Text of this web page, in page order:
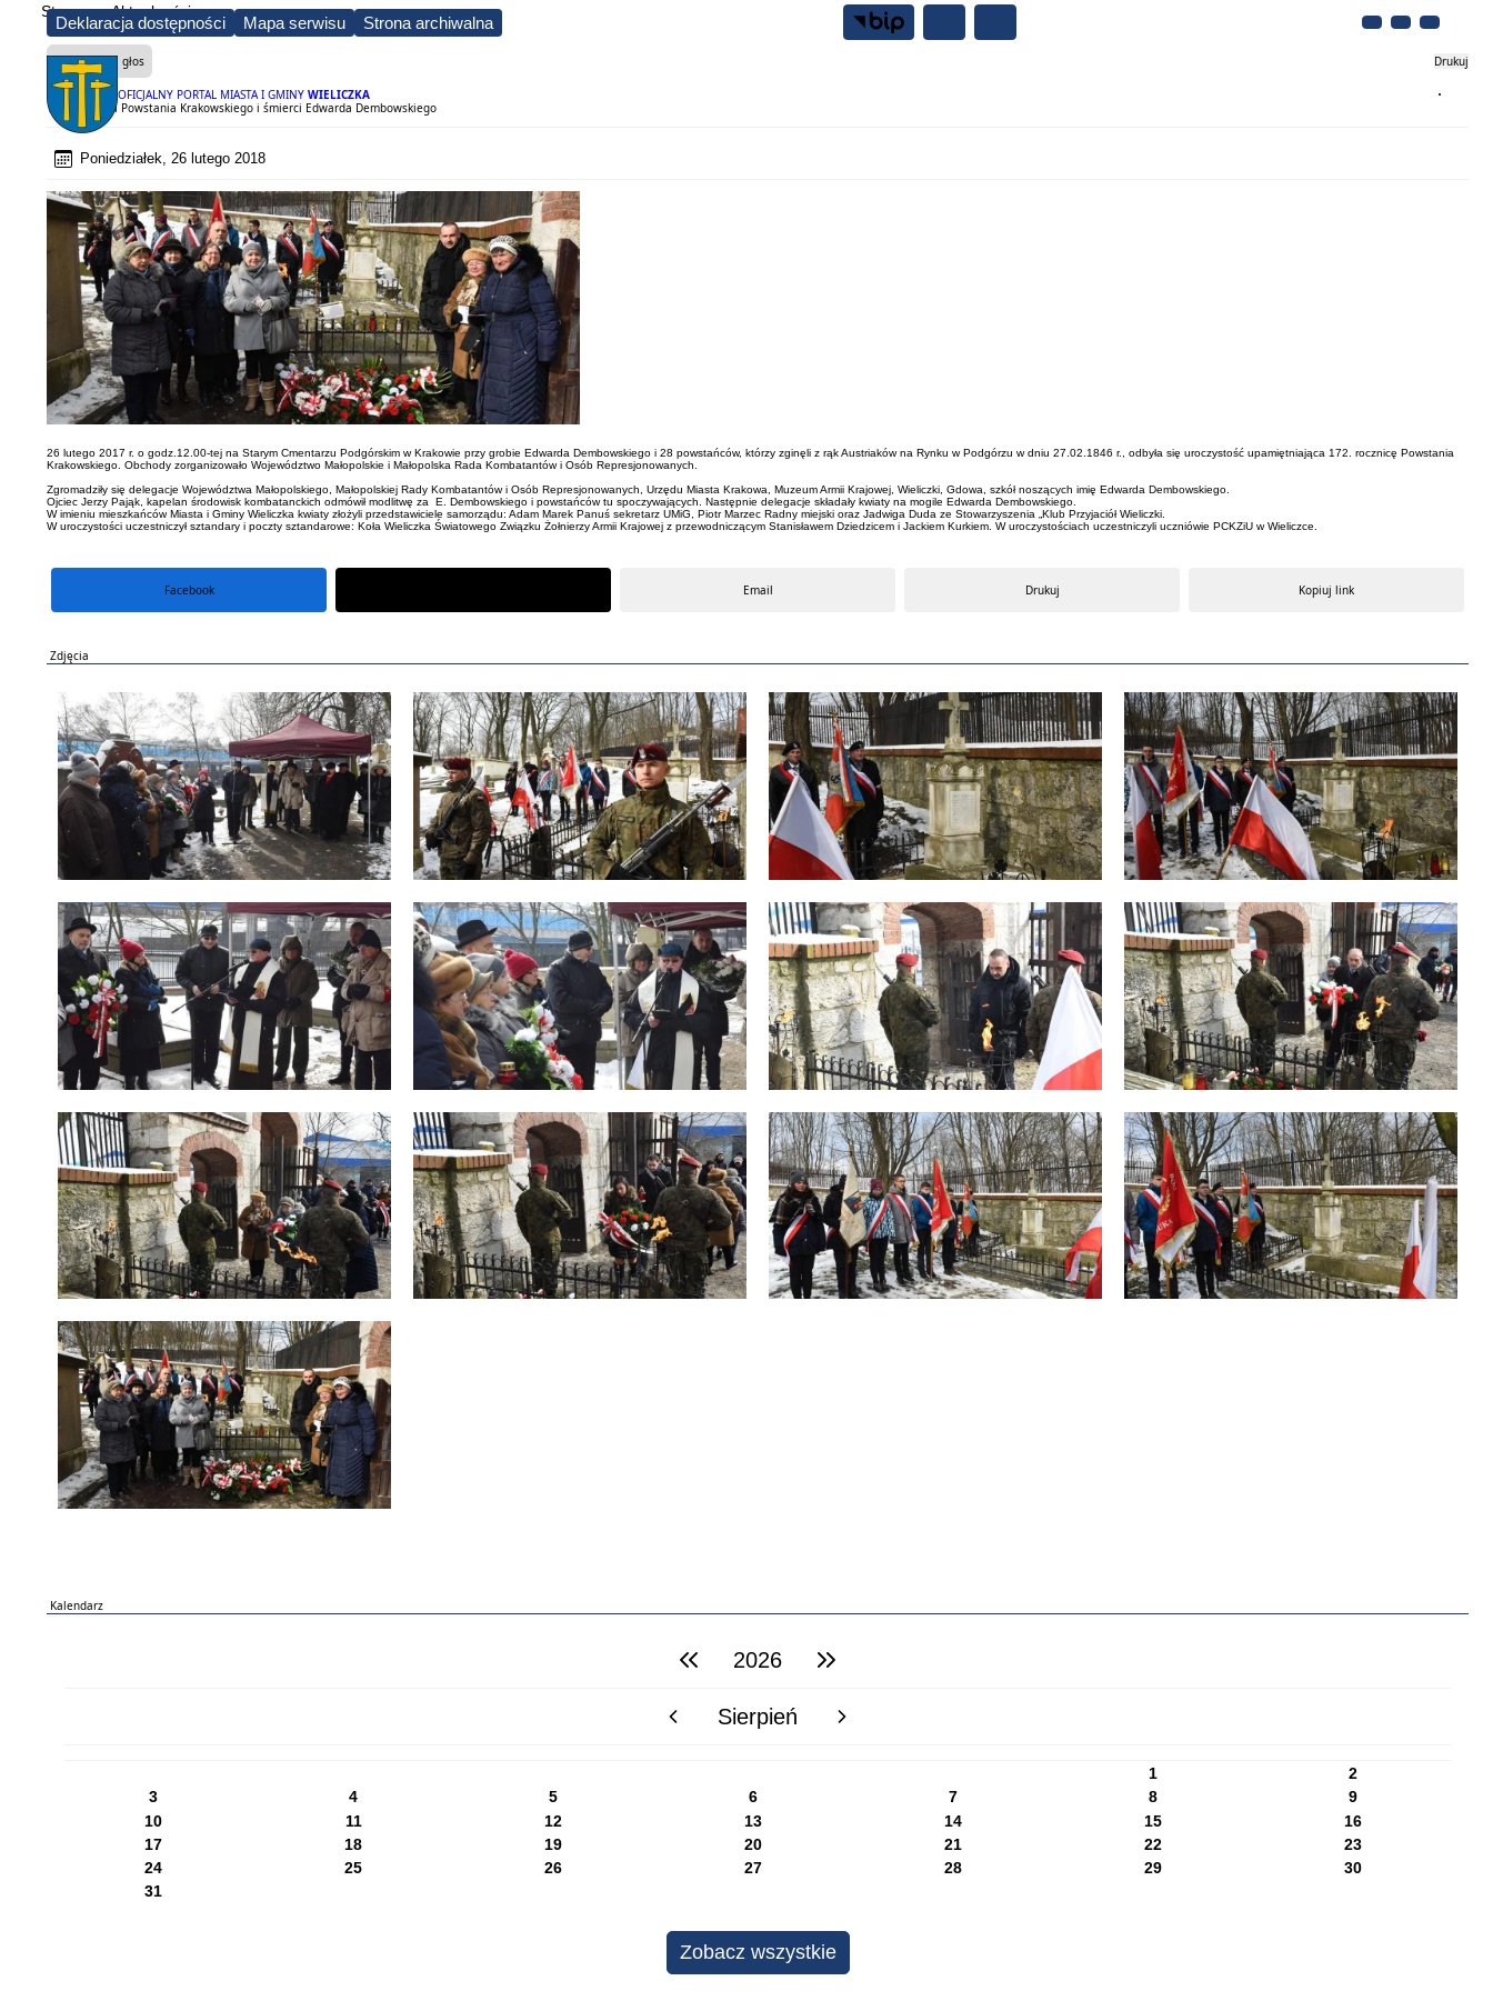
Deklaracja dostępności Mapa serwisu Strona archiwalna
OFICJALNY PORTAL MIASTA I GMINY WIELICZKA
Strona Aktualności
Czytaj na głos Drukuj
172. rocznica Powstania Krakowskiego i śmierci Edwarda Dembowskiego
Poniedziałek, 26 lutego 2018
26 lutego 2017 r. o godz.12.00-tej na Starym Cmentarzu Podgórskim w Krakowie przy grobie Edwarda Dembowskiego i 28 powstańców, którzy zginęli z rąk Austriaków na Rynku w Podgórzu w dniu 27.02.1846 r., odbyła się uroczystość upamiętniająca 172. rocznicę Powstania
Krakowskiego. Obchody zorganizowało Województwo Małopolskie i Małopolska Rada Kombatantów i Osób Represjonowanych.
Zgromadziły się delegacje Województwa Małopolskiego, Małopolskiej Rady Kombatantów i Osób Represjonowanych, Urzędu Miasta Krakowa, Muzeum Armii Krajowej, Wieliczki, Gdowa, szkół noszących imię Edwarda Dembowskiego.
Ojciec Jerzy Pająk, kapelan środowisk kombatanckich odmówił modlitwę za E. Dembowskiego i powstańców tu spoczywających. Następnie delegacje składały kwiaty na mogile Edwarda Dembowskiego.
W imieniu mieszkańców Miasta i Gminy Wieliczka kwiaty złożyli przedstawiciele samorządu: Adam Marek Panuś sekretarz UMiG, Piotr Marzec Radny miejski oraz Jadwiga Duda ze Stowarzyszenia „Klub Przyjaciół Wieliczki.
W uroczystości uczestniczył sztandary i poczty sztandarowe: Koła Wieliczka Światowego Związku Żołnierzy Armii Krajowej z przewodniczącym Stanisławem Dziedzicem i Jackiem Kurkiem. W uroczystościach uczestniczyli uczniówie PCKZiU w Wieliczce.
Facebook Email Drukuj Kopiuj link
Zdjęcia
Kalendarz
poprzedni rok2026 następny rok
poprzedni miesiącSierpień następny miesiąc
1
2
3
4 5 6 7 8
9
10
11 12 13 14 15
16
17
18 19 20 21 22
23
24
25 26 27 28 29
30
31
Zobacz wszystkie